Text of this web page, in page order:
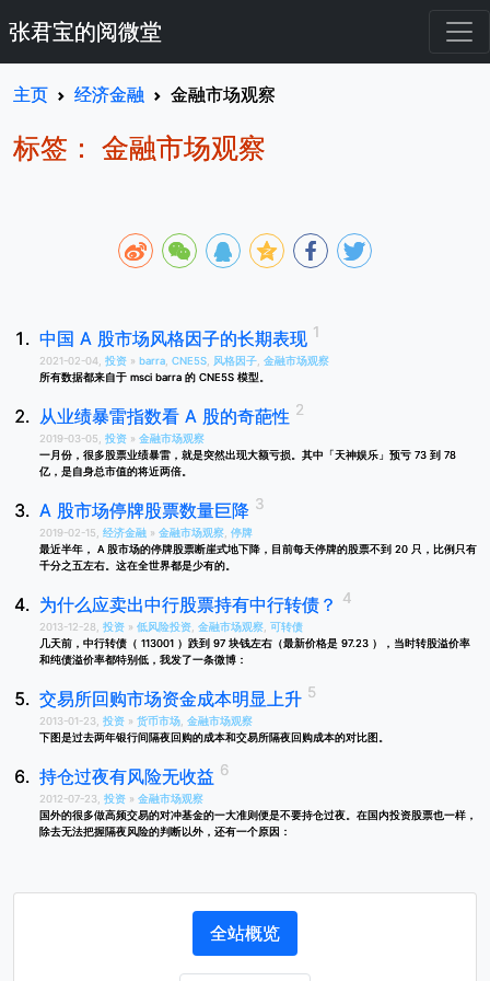
张君宝的阅微堂
主页 经济金融 金融市场观察
标签： 金融市场观察
中国 A 股市场风格因子的长期表现
2021-02-04, 投资 » barra CNE5S 风格因子 金融市场观察
所有数据都来自于 msci barra 的 CNE5S 模型。
从业绩暴雷指数看 A 股的奇葩性
2019-03-05, 投资 » 金融市场观察
一月份，很多股票业绩暴雷，就是突然出现大额亏损。其中「天神娱乐」预亏 73 到 78
亿，是自身总市值的将近两倍。
A 股市场停牌股票数量巨降
2019-02-15, 经济金融 » 金融市场观察 停牌
最近半年， A 股市场的停牌股票断崖式地下降，目前每天停牌的股票不到 20 只，比例只有
千分之五左右。这在全世界都是少有的。
为什么应卖出中行股票持有中行转债？
2013-12-28, 投资 » 低风险投资 金融市场观察 可转债
几天前，中行转债（ 113001 ）跌到 97 块钱左右（最新价格是 97.23 ），当时转股溢价率
和纯债溢价率都特别低，我发了一条微博：
交易所回购市场资金成本明显上升
2013-01-23, 投资 » 货币市场 金融市场观察
下图是过去两年银行间隔夜回购的成本和交易所隔夜回购成本的对比图。
持仓过夜有风险无收益
2012-07-23, 投资 » 金融市场观察
国外的很多做高频交易的对冲基金的一大准则便是不要持仓过夜。在国内投资股票也一样，
除去无法把握隔夜风险的判断以外，还有一个原因：
全站概览